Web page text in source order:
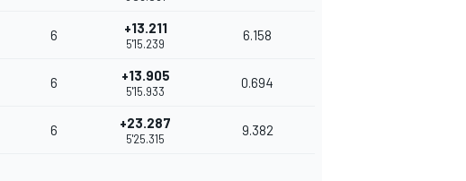
6 +13.211
5'15.239
6.158
6 +13.905
5'15.933
0.694
6 +23.287
5'25.315
9.382